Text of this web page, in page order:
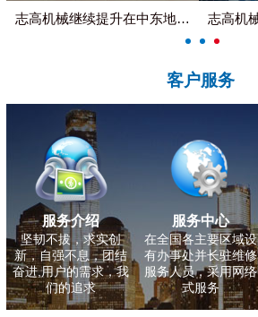
志高机械继续提升在中东地区的市...
客户服务
服务介绍
坚韧不拔，求实创
新，自强不息，团结
奋进,用户的需求，我
们的追求
服务中心
在全国各主要区域设
有办事处并长驻维修
服务人员，采用网络
式服务